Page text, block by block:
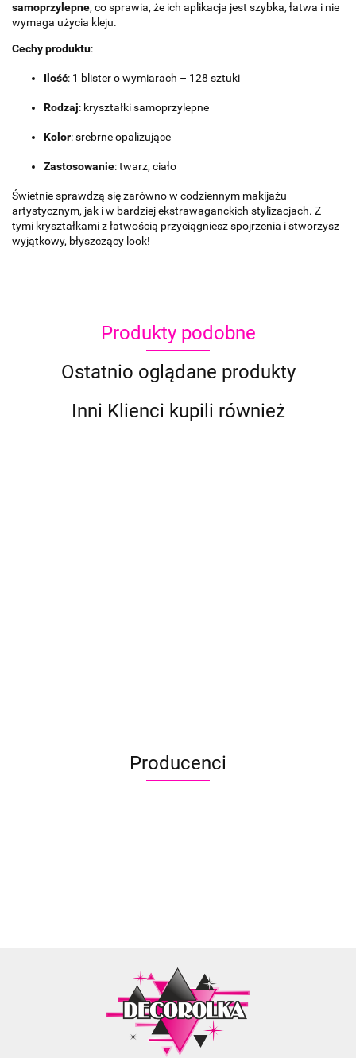
samoprzylepne, co sprawia, że ich aplikacja jest szybka, łatwa i nie
wymaga użycia kleju.
Cechy produktu:
Ilość: 1 blister o wymiarach – 128 sztuki
Rodzaj: kryształki samoprzylepne
Kolor: srebrne opalizujące
Zastosowanie: twarz, ciało
Świetnie sprawdzą się zarówno w codziennym makijażu
artystycznym, jak i w bardziej ekstrawaganckich stylizacjach. Z
tymi kryształkami z łatwością przyciągniesz spojrzenia i stworzysz
wyjątkowy, błyszczący look!
Produkty podobne
Ostatnio oglądane produkty
Inni Klienci kupili również
Producenci